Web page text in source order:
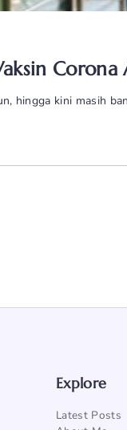
Corona
hingga kini masih
Explore
Latest Posts